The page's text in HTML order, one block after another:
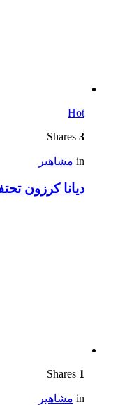
Hot
3
in مشاهير
ديانا كرزون
1
in مشاهير